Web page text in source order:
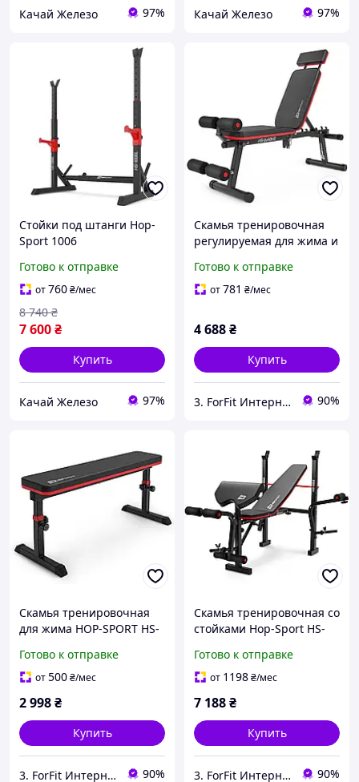
Качай Железо 97% Качай Железо 97%
Стойки под штанги Hop-
Sport 1006
Готово к отправке
от760₴/мес
7 600₴
8 740 ₴
Купить
Качай Железо 97%
Скамья тренировочная
регулируемая для жима и
дома и
спортзаланагрузкой до
быстрой
Готово к отправке
от781 ₴/мес
4 688₴
Купить
3. ForFit Интернет-магазин спортивных товаров 90%
Скамья тренировочная
для жима HOP-SPORT HS-
для дома и спортзала
нагрузка до 200 кг
Готово к отправке
от500₴/мес
2 998₴
Купить
3. ForFit Интернет-магазин спортивных товаров 90%
Скамья тренировочная со
стойками Hop-Sport HS-
дома и
спортзаланагрузкой до
быстрой
Готово к отправке
от 1198₴/мес
7 188₴
Купить
3. ForFit Интернет-магазин спортивных товаров 90%